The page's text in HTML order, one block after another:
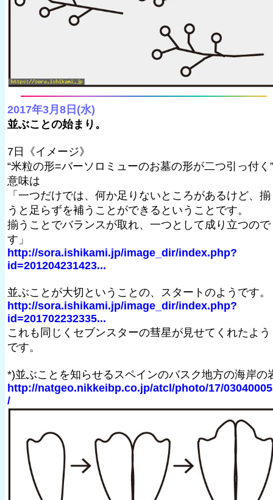
2017年3月8日(水)
並ぶことの始まり。
7日《イメージ》
“米粒の形=バーソロミューのお墓の形が二つ引っ付く”
意味は
「一つだけでは、何か足りないところがあるけど、揃
うと足らずを補うことができるということです。
揃うことでバランスが取れ、一つとして成り立つので
す」
http://sora.ishikami.jp/image_dir/index.php?
id=201204231423...
並ぶことが大切ということの、スタートのようです。
http://sora.ishikami.jp/image_dir/index.php?
id=201702232335...
これも同じくセブンスターの彗星が見せてくれたよう
です。
*)並ぶことを知らせるスペインのバスク地方の海岸の
http://natgeo.nikkeibp.co.jp/atcl/photo/17/
/